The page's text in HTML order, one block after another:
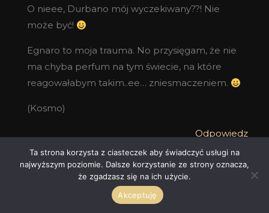
O nieee, Durbano mój wyczekiwany??! Nie
może być!
Egnaro to moja trauma. No przysięgam, że nie
ma chyba perfum na tym świecie, na które
reagowałabym takim..ee… zniesmaczeniem.
(Kosmo)
Odpowiedz
LICHO
2017-09-25 PRZY 20:12
Ta strona korzysta z ciasteczek aby świadczyć usługi na
najwyższym poziomie. Dalsze korzystanie ze strony oznacza,
że zgadzasz się na ich użycie.
Akceptuję